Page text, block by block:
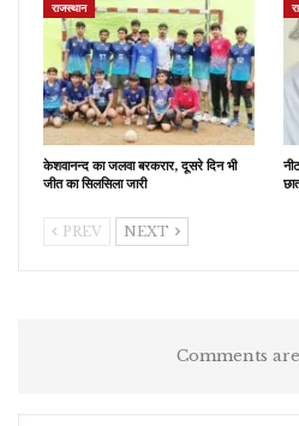
राजस्थान
केशवानन्द का जलवा बरकरार, दूसरे दिन भी
जीत का सिलसिला जारी
PREV NEXT
Comments